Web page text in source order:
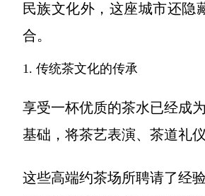
民族文化外，这座城市还隐
合。
1. 传统茶文化的传承
享受一杯优质的茶水已经成
基础，将茶艺表演、茶道礼
这些高端约茶场所聘请了经